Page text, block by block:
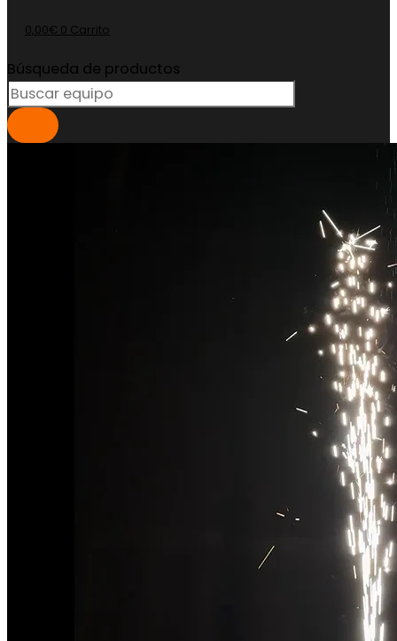
0,00€ 0 Carrito
Búsqueda de productos